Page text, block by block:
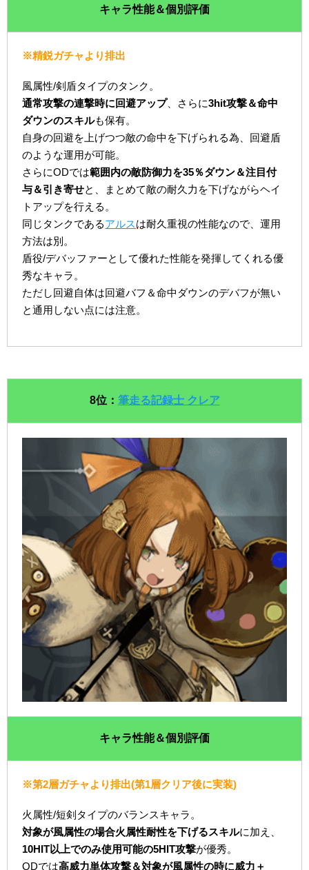
キャラ性能＆個別評価
※精鋭ガチャより排出
風属性/剣盾タイプのタンク。
通常攻撃の連撃時に回避アップ、さらに3hit攻撃＆命中
ダウンのスキルも保有。
自身の回避を上げつつ敵の命中を下げられる為、回避盾
のような運用が可能。
さらにODでは範囲内の敵防御力を35％ダウン＆注目付
与＆引き寄せと、まとめて敵の耐久力を下げながらヘイ
トアップを行える。
同じタンクであるアルスは耐久重視の性能なので、運用
方法は別。
盾役/デバッファーとして優れた性能を発揮してくれる優
秀なキャラ。
ただし回避自体は回避バフ＆命中ダウンのデバフが無い
と通用しない点には注意。
8位： 筆走る記録士 クレア
キャラ性能＆個別評価
※第2層ガチャより排出(第1層クリア後に実装)
火属性/短剣タイプのバランスキャラ。
対象が風属性の場合火属性耐性を下げるスキルに加え、
10HIT以上でのみ使用可能の5HIT攻撃が優秀。
ODでは高威力単体攻撃＆対象が風属性の時に威力＋